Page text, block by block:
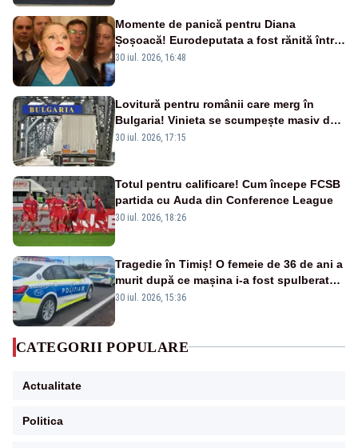
Momente de panică pentru Diana
Șoșoacă! Eurodeputata a fost rănită într-
un accident rutier
30 iul. 2026, 16:48
Lovitură pentru românii care merg în
Bulgaria! Vinieta se scumpește masiv de
la 1 august
30 iul. 2026, 17:15
Totul pentru calificare! Cum începe FCSB
partida cu Auda din Conference League
30 iul. 2026, 18:26
Tragedie în Timiș! O femeie de 36 de ani a
murit după ce mașina i-a fost spulberată
de tren
30 iul. 2026, 15:36
CATEGORII POPULARE
Actualitate
Politica